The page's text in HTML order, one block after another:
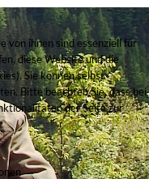
von ihnen sind essenziell für
diese Website und die
Sie können selbst
Bitte beachten Sie, dass bei
der Seite zur